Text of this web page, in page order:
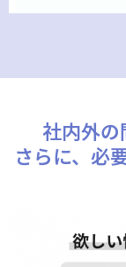
社内外の
さらに、必